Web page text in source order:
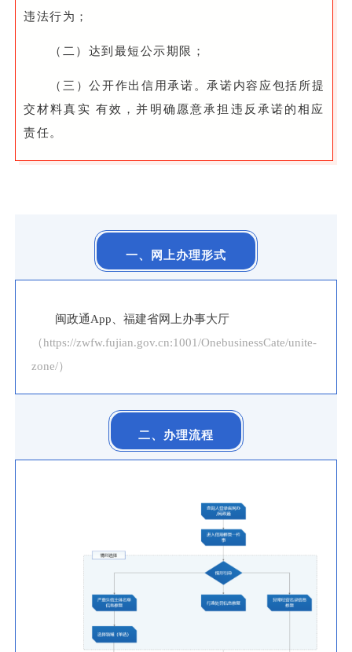
违法行为；
（二）达到最短公示期限；
（三）公开作出信用承诺。承诺内容应包括所提
交材料真实 有效，并明确愿意承担违反承诺的相应
责任。
一、网上办理形式
闽政通App、福建省网上办事大厅
（https://zwfw.fujian.gov.cn:1001/OnebusinessCate/unite-
zone/）
二、办理流程